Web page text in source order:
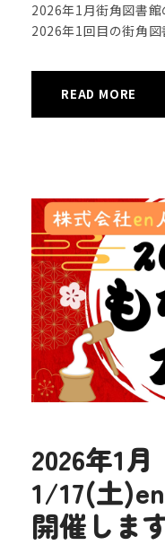
2026年1月街角図書
2026年1回目の街角
READ MORE
2026年1
1/17(土
開催しま